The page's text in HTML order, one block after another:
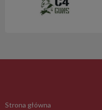
Strona główna